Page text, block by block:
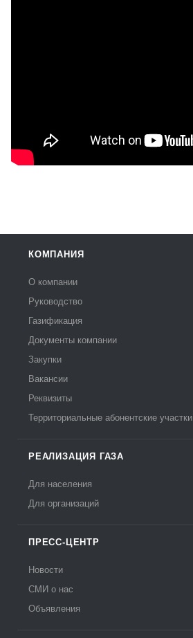
КОМПАНИЯ
О компании
Руководство
Газификация
Документы компании
Закупки
Вакансии
Реквизиты
Территориальные абонентские участки
РЕАЛИЗАЦИЯ ГАЗА
Для населения
Для организаций
ПРЕСС-ЦЕНТР
Новости
СМИ о нас
Объявления